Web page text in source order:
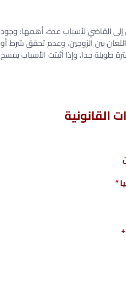
إلى القاضي لأسباب عدة، أهمها: وجود
اللعان بين الزوجين، وعدم تحقق شرط أو
طويلة جدا، وإذا أثبتت الأسباب يفسخ
“